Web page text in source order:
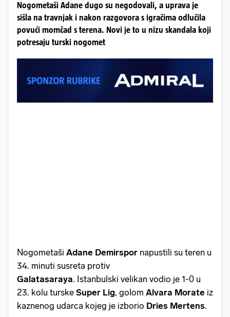
Nogometaši Adane dugo su negodovali, a uprava je
sišla na travnjak i nakon razgovora s igračima odlučila
povući momčad s terena. Novi je to u nizu skandala koji
potresaju turski nogomet
Nogometaši Adane Demirspor napustili su teren u
34. minuti susreta protiv
Galatasaraya. Istanbulski velikan vodio je 1-0 u
23. kolu turske Super Lig, golom Alvara Morate iz
kaznenog udarca kojeg je izborio Dries Mertens.